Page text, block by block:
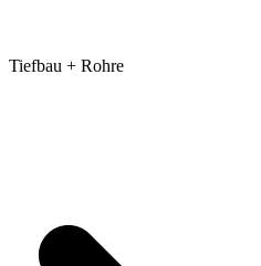
Tiefbau + Rohre